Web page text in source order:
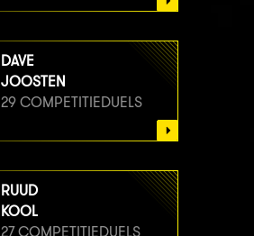
DAVE
JOOSTEN
29 COMPETITIEDUELS
RUUD
KOOL
27 COMPETITIEDUELS